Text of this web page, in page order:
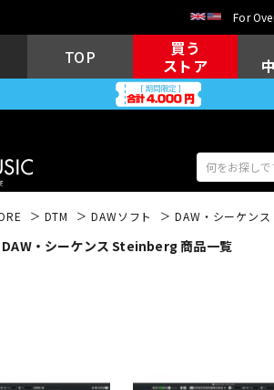
For
TOP
買う
ストア
アコギ/エレ
DTM DAWソフト DAW・シーケンス
DAW・シーケンス Steinberg 商品一覧